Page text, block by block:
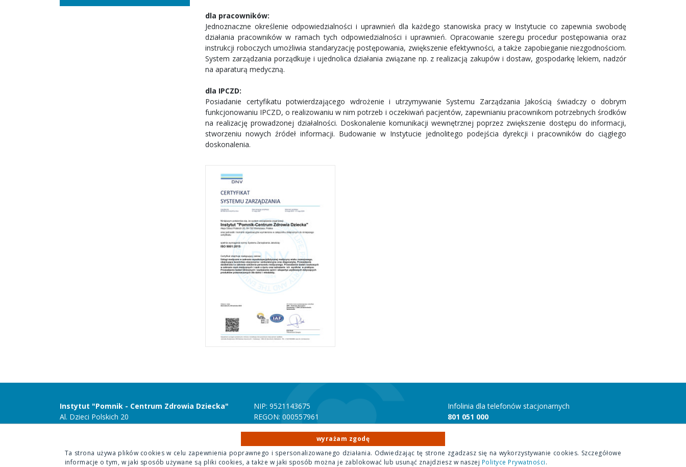
dla pracowników:
Jednoznaczne określenie odpowiedzialności i uprawnień dla każdego stanowiska pracy w Instytucie co zapewnia swobodę
działania pracowników w ramach tych odpowiedzialności i uprawnień. Opracowanie szeregu procedur postępowania oraz
instrukcji roboczych umożliwia standaryzację postępowania, zwiększenie efektywności, a także zapobieganie niezgodnościom.
System zarządzania porządkuje i ujednolica działania związane np. z realizacją zakupów i dostaw, gospodarkę lekiem, nadzór
na aparaturą medyczną.
dla IPCZD:
Posiadanie certyfikatu potwierdzającego wdrożenie i utrzymywanie Systemu Zarządzania Jakością świadczy o dobrym
funkcjonowaniu IPCZD, o realizowaniu w nim potrzeb i oczekiwań pacjentów, zapewnianiu pracownikom potrzebnych środków
na realizację prowadzonej działalności. Doskonalenie komunikacji wewnętrznej poprzez zwiększenie dostępu do informacji,
stworzeniu nowych źródeł informacji. Budowanie w Instytucie jednolitego podejścia dyrekcji i pracowników do ciągłego
doskonalenia.
Instytut "Pomnik - Centrum Zdrowia Dziecka"
Al. Dzieci Polskich 20
04-730 Warszawa
NIP: 9521143675
REGON: 000557961
Numer rachunku bankowego mBANK 70 1140 1010
0000 4356 9500 1001
Infolinia dla telefonów stacjonarnych
801 051 000
Infolinia dla telefonów komórkowych
wyrażam zgodę
Ta strona używa plików cookies w celu zapewnienia poprawnego i spersonalizowanego działania. Odwiedzając tę strone zgadzasz się na wykorzystywanie cookies. Szczegółowe
informacje o tym, w jaki sposób używane są pliki cookies, a także w jaki sposób można je zablokować lub usunąć znajdziesz w naszej Polityce Prywatności.